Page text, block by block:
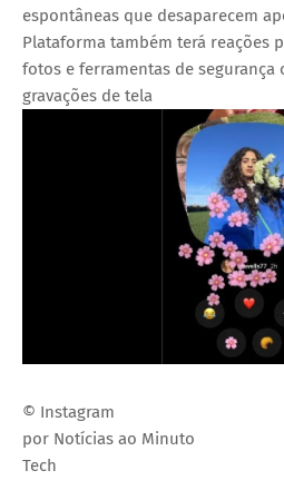
espontâneas que desaparecem
Plataforma também terá reações
fotos e ferramentas de segurança
gravações de tela
© Instagram
por Notícias ao Minuto
Tech